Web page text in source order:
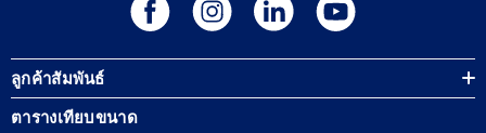
ลูกค้าสัมพันธ์
ตารางเทียบขนาด